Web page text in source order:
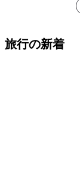
旅行の新着